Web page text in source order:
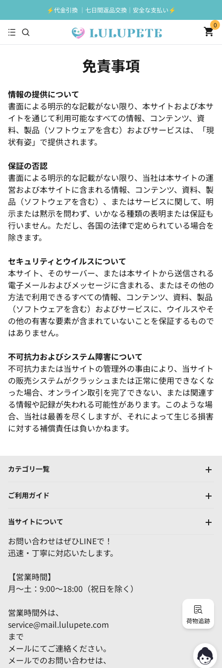
⚡️代金引換 ｜七日間返品交換｜安全な支払い⚡️
0
免責事項
情報の提供について
書面による明示的な記載がない限り、本サイトおよび本サ
イトを通じて利用可能なすべての情報、コンテンツ、資
料、製品（ソフトウェアを含む）およびサービスは、「現
状有姿」で提供されます。
保証の否認
書面による明示的な記載がない限り、当社は本サイトの運
営および本サイトに含まれる情報、コンテンツ、資料、製
品（ソフトウェアを含む）、またはサービスに関して、明
示または黙示を問わず、いかなる種類の表明または保証も
行いません。ただし、各国の法律で定められている場合を
除きます。
セキュリティとウイルスについて
本サイト、そのサーバー、または本サイトから送信される
電子メールおよびメッセージに含まれる、またはその他の
方法で利用できるすべての情報、コンテンツ、資料、製品
（ソフトウェアを含む）およびサービスに、ウイルスやそ
の他の有害な要素が含まれていないことを保証するもので
はありません。
不可抗力およびシステム障害について
不可抗力または当サイトの管理外の事由により、当サイト
の販売システムがクラッシュまたは正常に使用できなくな
った場合、オンライン取引を完了できない、または関連す
る情報や記録が失われる可能性があります。このような場
合、当社は最善を尽くしますが、それによって生じる損害
に対する補償責任は負いかねます。
荷物追跡
カテゴリ一覧
ご利用ガイド
当サイトについて
お問い合わせはぜひLINEで！
迅速・丁寧に対応いたします。
【営業時間】
月～土：9:00～18:00（祝日を除く）
営業時間外は、
service@mail.lulupete.com
まで
メールにてご連絡ください。
メールでのお問い合わせは、